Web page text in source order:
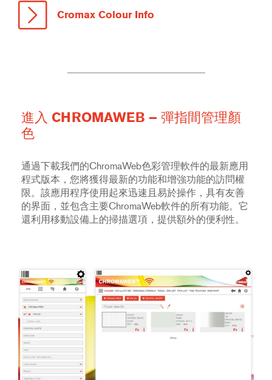
Cromax Colour Info
進入 CHROMAWEB – 彈指間管理顏
色
通過下載我們的ChromaWeb色彩管理軟件的最新應用
程式版本，您將獲得最新的功能和增強功能的訪問權
限。該應用程序使用起來迅速且易於操作，具有友善
的界面，並包含主要ChromaWeb軟件的所有功能。它
還利用移動設備上的掃描選項，提供額外的便利性。